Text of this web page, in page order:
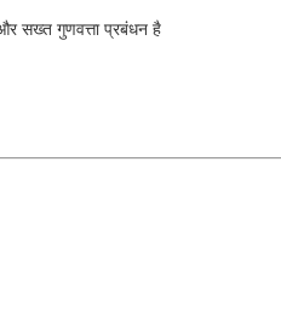
सख्त गुणवत्ता प्रबंधन है